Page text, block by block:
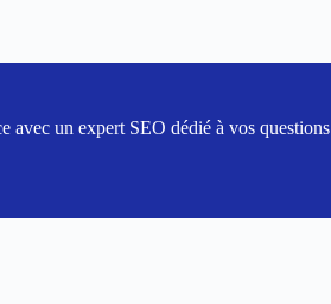
avec un expert SEO dédié à vos questions